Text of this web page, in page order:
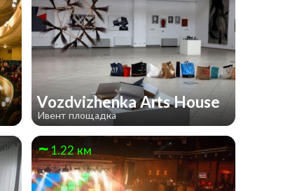
Vozdvizhenka Arts House
Ивент площадка
1.22 км